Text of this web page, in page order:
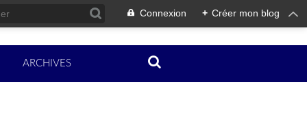
Connexion + Créer mon blog
ARCHIVES